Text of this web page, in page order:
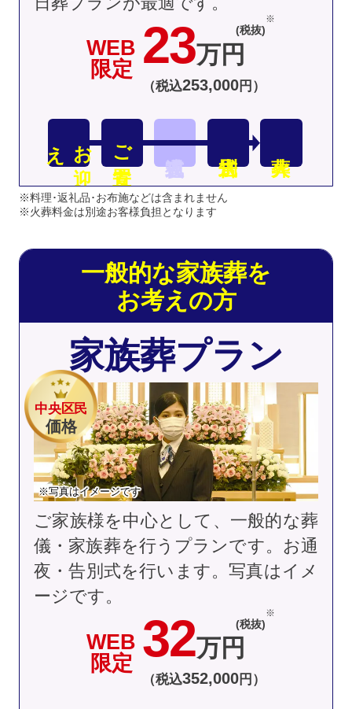
WEB
限定 23万円
(税抜)
（税込253,000円）
お
迎
え ご安置
※料理･返礼品･お布施などは含まれません
※火葬料金は別途お客様負担となります
中央区民
価格
※写真はイメージです
一般的な家族葬を
お考えの方
家族葬プラン
WEB
限定 32万円
(税抜)
（税込352,000円）
ご家族様を中心として、一般的な葬
儀・家族葬を行うプランです。お通
夜・告別式を行います。写真はイメ
ージです。